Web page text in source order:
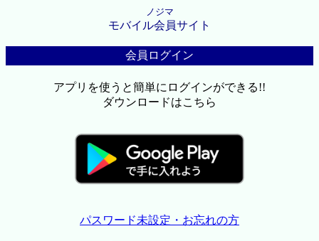
ノジマ
モバイル会員サイト
会員ログイン
アプリを使うと簡単にログインができる!!
ダウンロードはこちら
パスワード未設定・お忘れの方